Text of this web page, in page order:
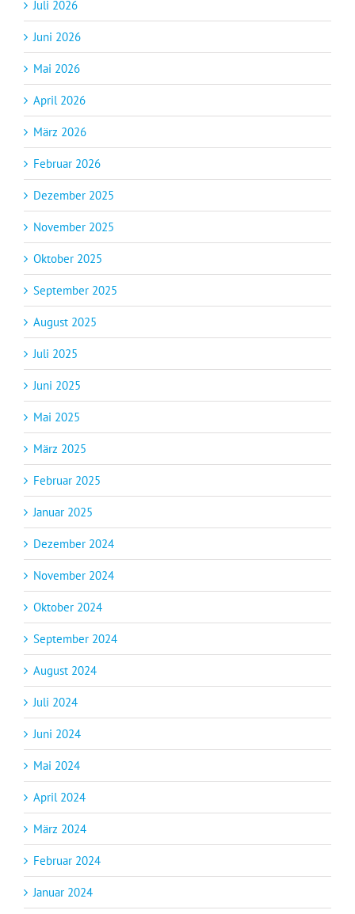
Juli 2026
Juni 2026
Mai 2026
April 2026
März 2026
Februar 2026
Dezember 2025
November 2025
Oktober 2025
September 2025
August 2025
Juli 2025
Juni 2025
Mai 2025
März 2025
Februar 2025
Januar 2025
Dezember 2024
November 2024
Oktober 2024
September 2024
August 2024
Juli 2024
Juni 2024
Mai 2024
April 2024
März 2024
Februar 2024
Januar 2024